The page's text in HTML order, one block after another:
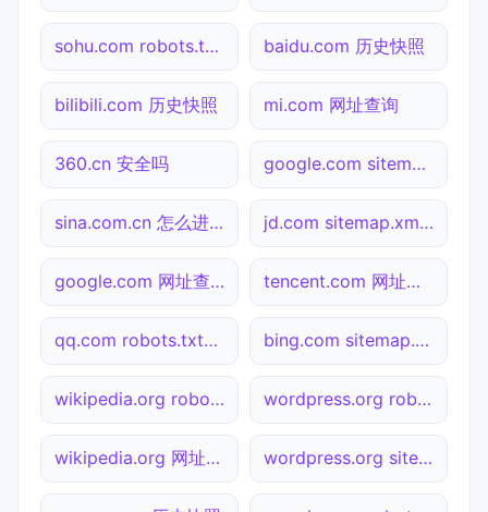
sohu.com robots.txt检测 baidu.com 历史快照
bilibili.com 历史快照 mi.com 网址查询
360.cn 安全吗 google.com sitemap.xml检测
sina.com.cn 怎么进入 jd.com sitemap.xml检测
google.com 网址查询 tencent.com 网址查询
qq.com robots.txt检测 bing.com sitemap.xml检测
wikipedia.org robots.txt检测 wordpress.org robots.txt检测
wikipedia.org 网址查询 wordpress.org sitemap.xml检测